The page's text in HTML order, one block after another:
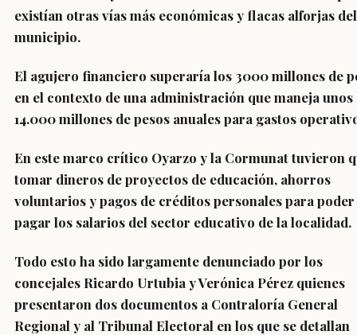
existían otras vías más económicas y flacas alforjas del
municipio.
El agujero financiero superaría los 3000 millones de
en el contexto de una administración que maneja unos
14.000 millones de pesos anuales para gastos
En este marco crítico Oyarzo y la Cormunat tuvieron
tomar dineros de proyectos de educación, ahorros
voluntarios y pagos de créditos personales para poder
pagar los salarios del sector educativo de la localidad.
Todo esto ha sido largamente denunciado por los
concejales Ricardo Urtubia y Verónica Pérez quienes
presentaron dos documentos a Contraloría General
Regional y al Tribunal Electoral en los que se detallan